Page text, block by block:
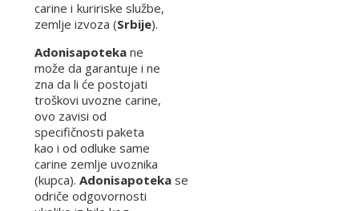
carine i kuririske službe,
zemlje izvoza (Srbije).
Adonisapoteka ne
može da garantuje i ne
zna da li će postojati
troškovi uvozne carine,
ovo zavisi od
specifičnosti paketa
kao i od odluke same
carine zemlje uvoznika
(kupca). Adonisapoteka se
odriče odgovornosti